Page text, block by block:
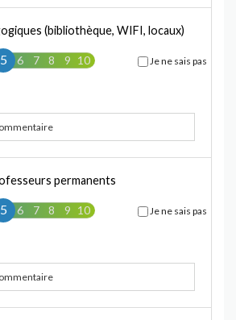
(bibliothèque, WIFI, locaux)
5
5 6 7 8 9 10 Je ne sais pas
permanents
5
5 6 7 8 9 10 Je ne sais pas